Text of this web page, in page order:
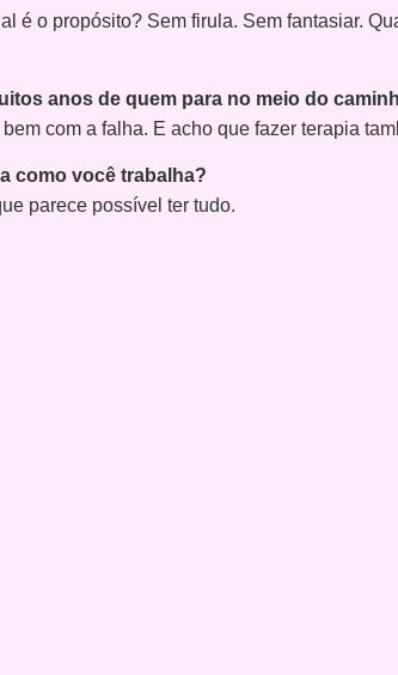
o propósito? Sem firula. Sem fantasiar.
anos de quem para no meio do
com a falha. E acho que fazer terapia
como você trabalha?
parece possível ter tudo.